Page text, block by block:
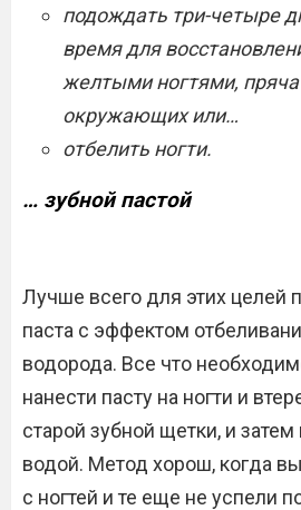
подождать три-четыре
время для
желтыми ногтями, пряча
окружающих или…
отбелить ногти.
… зубной пастой
Лучше всего для этих целей
паста с эффектом
водорода. Все что
нанести пасту на ногти и
старой зубной щетки, и
водой. Метод хорош, когда
с ногтей и те еще не успели